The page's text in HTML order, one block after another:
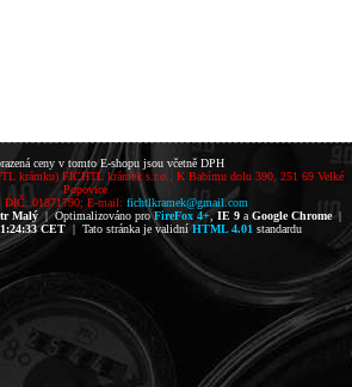
ceny v tomto E-shopu jsou včetně DPH
krámku) FICHTL krámek s.r.o., K Babímu dolu 390, 251 69 Velké
Popovice
DIČ: 01871790; E-mail: fichtlkramek@gmail.com
Malý| Optimalizováno proFireFox 4+,IE 9a Google Chrome|
CET | Tato stránka je validní HTML 4.01 standardu